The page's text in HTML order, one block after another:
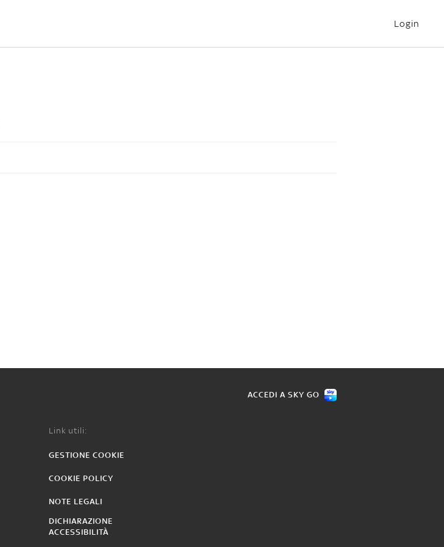
Login
ACCEDI A SKY GO
Link utili:
GESTIONE COOKIE
COOKIE POLICY
NOTE LEGALI
DICHIARAZIONE
ACCESSIBILITÀ